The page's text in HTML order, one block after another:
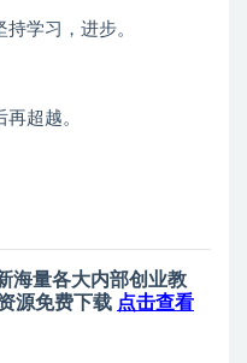
学习，进步。
超越。
海量各大内部创业教
源免费下载 点击查看